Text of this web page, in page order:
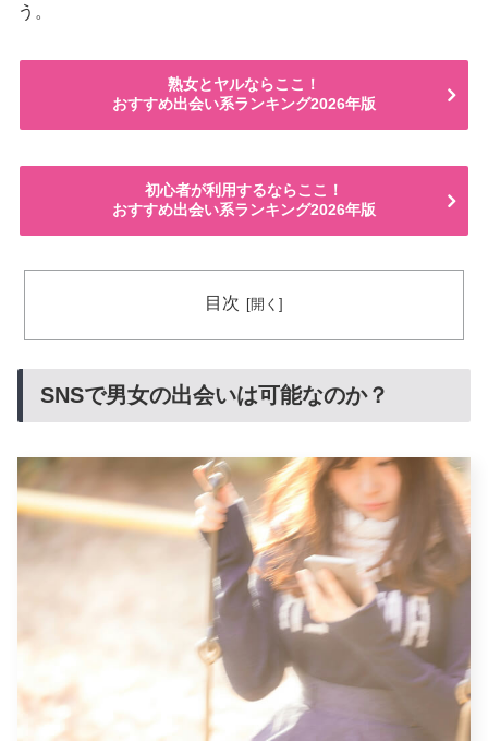
う。
熟女とヤルならここ！
おすすめ出会い系ランキング2026年版
初心者が利用するならここ！
おすすめ出会い系ランキング2026年版
目次
SNSで男女の出会いは可能なのか？